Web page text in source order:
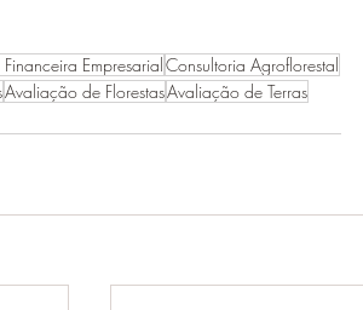
EmpresarialConsultoria Agroflorestal
Avaliação de FlorestasAvaliação de Terras